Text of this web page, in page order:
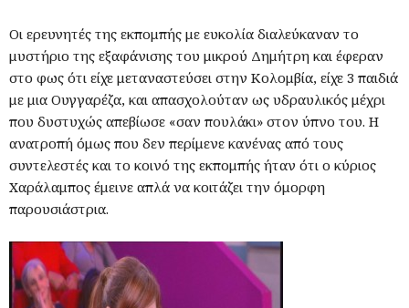
Οι ερευνητές της εκπομπής με ευκολία διαλεύκαναν το
μυστήριο της εξαφάνισης του μικρού Δημήτρη και έφεραν
στο φως ότι είχε μεταναστεύσει στην Κολομβία, είχε 3 παιδιά
με μια Ουγγαρέζα, και απασχολούταν ως υδραυλικός μέχρι
που δυστυχώς απεβίωσε «σαν πουλάκι» στον ύπνο του. Η
ανατροπή όμως που δεν περίμενε κανένας από τους
συντελεστές και το κοινό της εκπομπής ήταν ότι ο κύριος
Χαράλαμπος έμεινε απλά να κοιτάζει την όμορφη
παρουσιάστρια.